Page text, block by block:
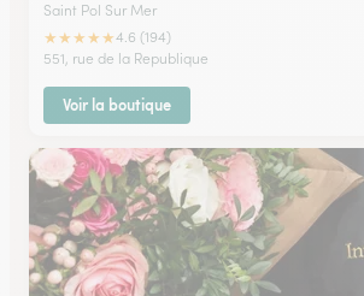
Saint Pol Sur Mer
★★★★★4.6 (194)
551, rue de la Republique
Voir la boutique